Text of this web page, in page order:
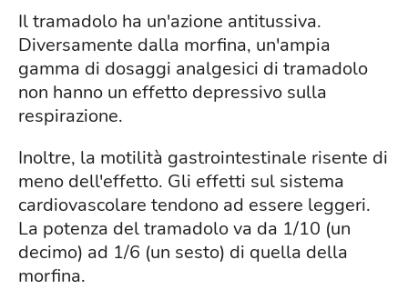
Il tramadolo ha un'azione antitussiva.
Diversamente dalla morfina, un'ampia
gamma di dosaggi analgesici di tramadolo
non hanno un effetto depressivo sulla
respirazione.
Inoltre, la motilità gastrointestinale risente di
meno dell'effetto. Gli effetti sul sistema
cardiovascolare tendono ad essere leggeri.
La potenza del tramadolo va da 1/10 (un
decimo) ad 1/6 (un sesto) di quella della
morfina.